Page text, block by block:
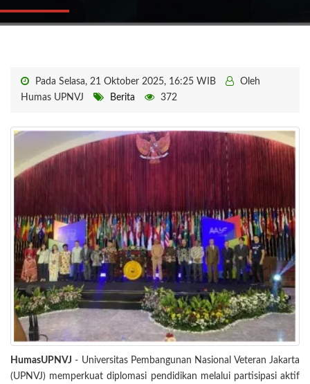
Pada Selasa, 21 Oktober 2025, 16:25 WIB
Oleh
Humas UPNVJ
Berita 372
HumasUPNVJ - Universitas Pembangunan Nasional Veteran Jakarta
(UPNVJ) memperkuat diplomasi pendidikan melalui partisipasi aktif